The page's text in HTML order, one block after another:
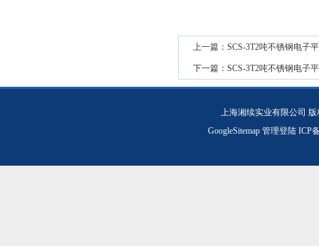
上一篇： SCS-3T2吨不锈钢电子
下一篇： SCS-3T2吨不锈钢电子
上海湘续实业有限公司
GoogleSitemap 管理登陆ICP